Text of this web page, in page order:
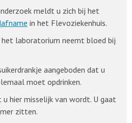
meldt u zich bij het
in het Flevoziekenhuis.
het laboratorium neemt bloed bij
aangeboden dat u
moet opdrinken.
hier misselijk van wordt. U gaat
zitten.